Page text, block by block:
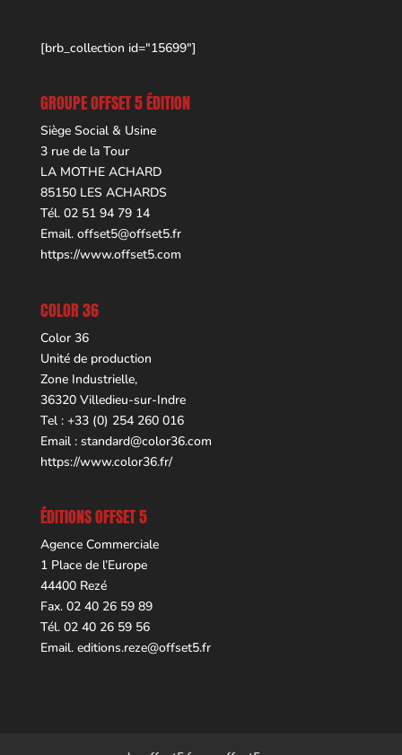
[brb_collection id="15699"]
GROUPE OFFSET 5 ÉDITION
Siège Social & Usine
3 rue de la Tour
LA MOTHE ACHARD
85150 LES ACHARDS
Tél. 02 51 94 79 14
Email. offset5@offset5.fr
https://www.offset5.com
COLOR 36
Color 36
Unité de production
Zone Industrielle,
36320 Villedieu-sur-Indre
Tel : +33 (0) 254 260 016
Email : standard@color36.com
https://www.color36.fr/
ÉDITIONS OFFSET 5
Agence Commerciale
1 Place de l’Europe
44400 Rezé
Fax. 02 40 26 59 89
Tél. 02 40 26 59 56
Email. editions.reze@offset5.fr